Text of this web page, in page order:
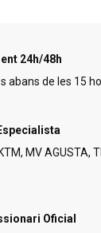
24h/48h
abans de les 15
MV AGUSTA,
Oficial